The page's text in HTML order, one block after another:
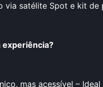
via satélite Spot e kit
experiência?
mas acessível –